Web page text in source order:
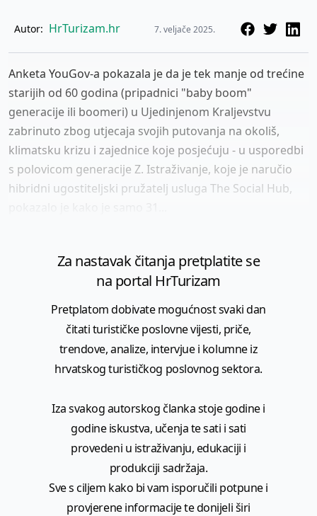
Autor: HrTurizam.hr 7. veljače 2025.
Anketa YouGov-a pokazala je da je tek manje od trećine
starijih od 60 godina (pripadnici "baby boom"
generacije ili boomeri) u Ujedinjenom Kraljevstvu
zabrinuto zbog utjecaja svojih putovanja na okoliš,
klimatsku krizu i zajednice koje posjećuju - u usporedbi
s polovicom generacije Z. Istraživanje, koje je naručio
hibridni ugostiteljski pružatelj usluga The Social Hub,
Za nastavak čitanja pretplatite se
na portal HrTurizam
Pretplatom dobivate mogućnost svaki dan
čitati turističke poslovne vijesti, priče,
trendove, analize, intervjue i kolumne iz
hrvatskog turističkog poslovnog sektora.
Iza svakog autorskog članka stoje godine i
godine iskustva, učenja te sati i sati
provedeni u istraživanju, edukaciji i
produkciji sadržaja.
Sve s ciljem kako bi vam isporučili potpune i
provjerene informacije te donijeli širi